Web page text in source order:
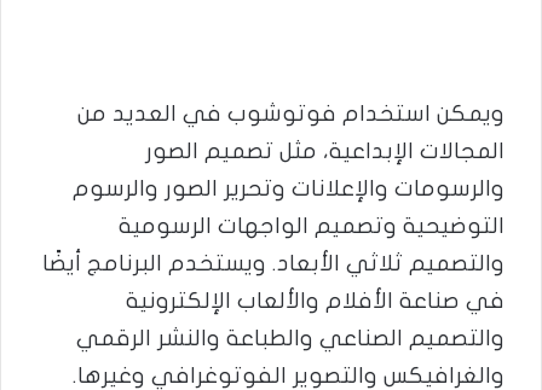
ويمكن استخدام فوتوشوب في العديد من
المجالات الإبداعية، مثل تصميم الصور
والرسومات والإعلانات وتحرير الصور والرسوم
التوضيحية وتصميم الواجهات الرسومية
والتصميم ثلاثي الأبعاد. ويستخدم البرنامج أيضًا
في صناعة الأفلام والألعاب الإلكترونية
والتصميم الصناعي والطباعة والنشر الرقمي
والغرافيكس والتصوير الفوتوغرافي وغيرها.